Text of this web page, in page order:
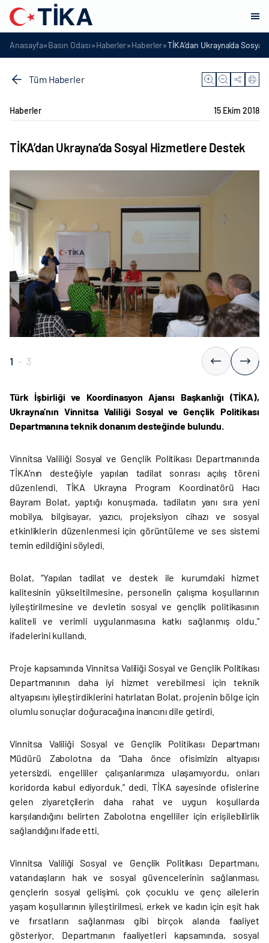
Anasayfa»Basın Odası»Haberler»Haberler»TİKA’dan Ukrayna’da
Tüm Haberler
Haberler 15 Ekim 2018
TİKA’dan Ukrayna’da Sosyal Hizmetlere Destek
1 - 3
Türk İşbirliği ve Koordinasyon Ajansı Başkanlığı (TİKA),
Ukrayna’nın Vinnitsa Valiliği Sosyal ve Gençlik Politikası
Departmanına teknik donanım desteğinde bulundu.
Vinnitsa Valiliği Sosyal ve Gençlik Politikası Departmanında
TİKA’nın desteğiyle yapılan tadilat sonrası açılış töreni
düzenlendi. TİKA Ukrayna Program Koordinatörü Hacı
Bayram Bolat, yaptığı konuşmada, tadilatın yanı sıra yeni
mobilya, bilgisayar, yazıcı, projeksiyon cihazı ve sosyal
etkinliklerin düzenlenmesi için görüntüleme ve ses sistemi
temin edildiğini söyledi.
Bolat, “Yapılan tadilat ve destek ile kurumdaki hizmet
kalitesinin yükseltilmesine, personelin çalışma koşullarının
iyileştirilmesine ve devletin sosyal ve gençlik politikasının
kaliteli ve verimli uygulanmasına katkı sağlanmış oldu.”
ifadelerini kullandı.
Proje kapsamında Vinnitsa Valiliği Sosyal ve Gençlik Politikası
Departmanının daha iyi hizmet verebilmesi için teknik
altyapısını iyileştirdiklerini hatırlatan Bolat, projenin bölge için
olumlu sonuçlar doğuracağına inancını dile getirdi.
Vinnitsa Valiliği Sosyal ve Gençlik Politikası Departmanı
Müdürü Zabolotna da “Daha önce ofisimizin altyapısı
yetersizdi, engelliler çalışanlarımıza ulaşamıyordu, onları
koridorda kabul ediyorduk.” dedi. TİKA sayesinde ofislerine
gelen ziyaretçilerin daha rahat ve uygun koşullarda
karşılandığını belirten Zabolotna engelliler için erişilebilirlik
sağlandığını ifade etti.
Vinnitsa Valiliği Sosyal ve Gençlik Politikası Departmanı,
vatandaşların hak ve sosyal güvencelerinin sağlanması,
gençlerin sosyal gelişimi, çok çocuklu ve genç ailelerin
yaşam koşullarının iyileştirilmesi, erkek ve kadın için eşit hak
ve fırsatların sağlanması gibi birçok alanda faaliyet
gösteriyor. Departmanın faaliyetleri kapsamında, sosyal